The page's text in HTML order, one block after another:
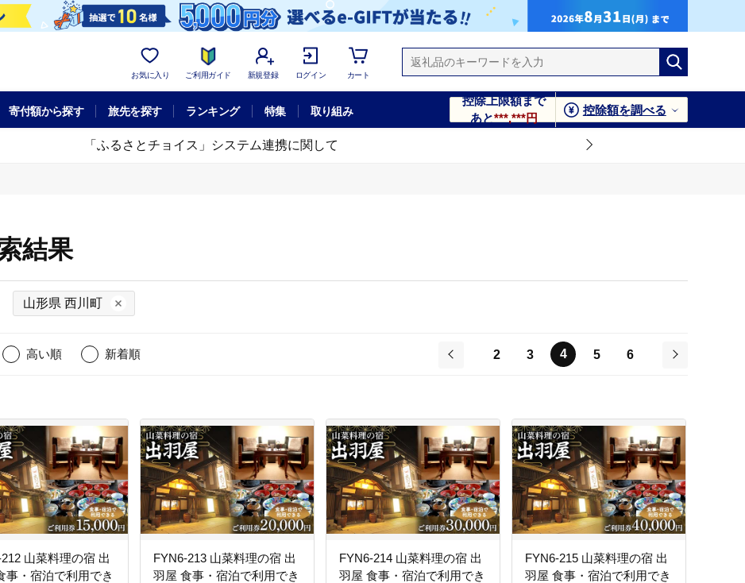
お気に入り ご利用ガイド 新規登録 ログイン カート
寄付額から探す 旅先を探す ランキング 特集 取り組み
控除上限額まで
あと***,***円
控除額を調べる
「ふるさとチョイス」システム連携に関して
結果
山形県 西川町
高い順
新着順
2 3 4 5
6
山菜料理の宿 出
事・宿泊で利用でき
FYN6-213 山菜料理の宿 出
羽屋 食事・宿泊で利用でき
FYN6-214 山菜料理の宿 出
羽屋 食事・宿泊で利用でき
FYN6-215 山菜料理の宿 出
羽屋 食事・宿泊で利用でき